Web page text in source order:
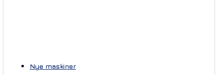
Nye maskiner